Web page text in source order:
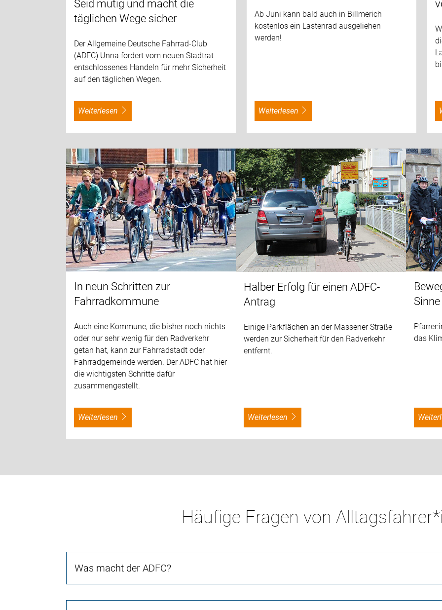
Seid mutig und macht die
täglichen Wege sicher
Der Allgemeine Deutsche Fahrrad-Club
(ADFC) Unna fordert vom neuen Stadtrat
entschlossenes Handeln für mehr Sicherheit
auf den täglichen Wegen.
weiterlesen
Ab Juni kann bald auch in Billmerich
kostenlos ein Lastenrad ausgeliehen
werden!
weiterlesen
In neun Schritten zur
Fahrradkommune
Auch eine Kommune, die bisher noch nichts
oder nur sehr wenig für den Radverkehr
getan hat, kann zur Fahrradstadt oder
Fahrradgemeinde werden. Der ADFC hat hier
die wichtigsten Schritte dafür
zusammengestellt.
weiterlesen
Halber Erfolg für einen ADFC-
Antrag
Einige Parkflächen an der Massener Straße
werden zur Sicherheit für den Radverkehr
entfernt.
weiterlesen
Sinne
das
Häufige Fragen von
Was macht der ADFC?